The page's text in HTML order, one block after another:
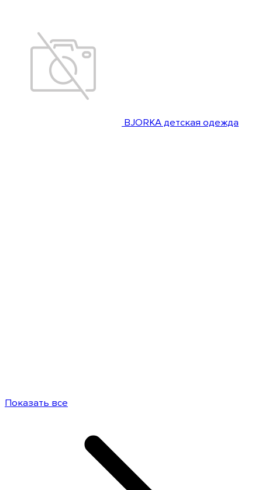
BJORKA детская одежда
Показать все